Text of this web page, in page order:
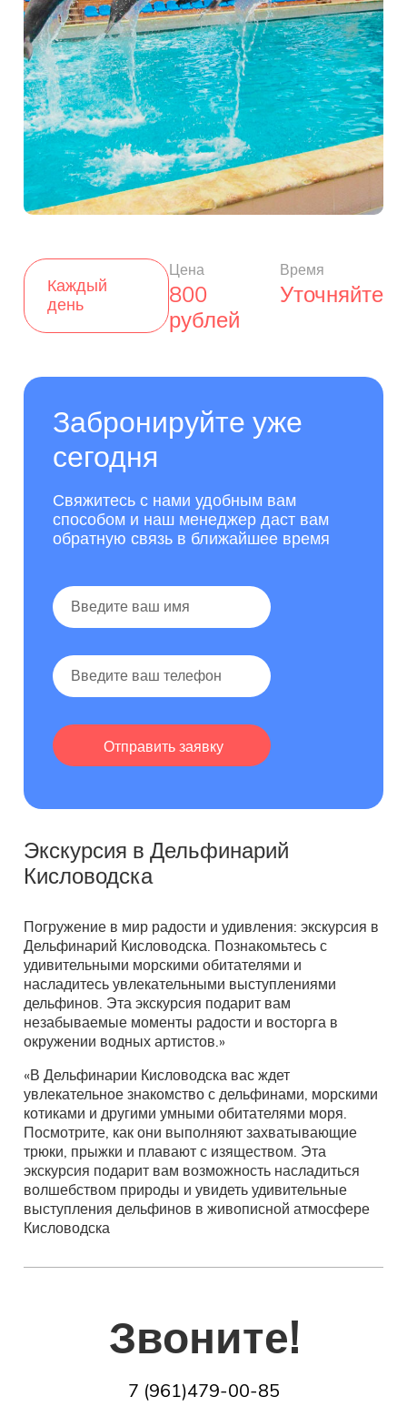
Каждый
день
Цена
800
рублей
Время
Уточняйте
Забронируйте уже
сегодня
Свяжитесь с нами удобным вам
способом и наш менеджер даст вам
обратную связь в ближайшее время
Экскурсия в Дельфинарий
Кисловодска
Погружение в мир радости и удивления: экскурсия в
Дельфинарий Кисловодска. Познакомьтесь с
удивительными морскими обитателями и
насладитесь увлекательными выступлениями
дельфинов. Эта экскурсия подарит вам
незабываемые моменты радости и восторга в
окружении водных артистов.»
«В Дельфинарии Кисловодска вас ждет
увлекательное знакомство с дельфинами, морскими
котиками и другими умными обитателями моря.
Посмотрите, как они выполняют захватывающие
трюки, прыжки и плавают с изяществом. Эта
экскурсия подарит вам возможность насладиться
волшебством природы и увидеть удивительные
выступления дельфинов в живописной атмосфере
Кисловодска
Звоните!
7 (961)479-00-85